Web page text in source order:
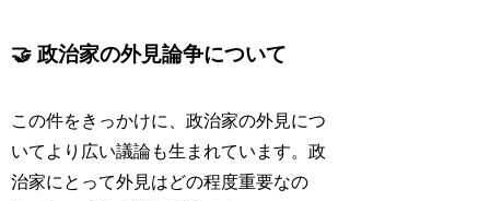
🤝 政治家の外見論争について
この件をきっかけに、政治家の外見につ
いてより広い議論も生まれています。政
治家にとって外見はどの程度重要なの